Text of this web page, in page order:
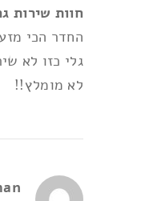
חוות שירות
גלי כזו לא
לא מומלץ!!